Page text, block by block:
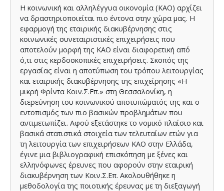
Η κοινωνική και αλληλέγγυα οικονομία (ΚΑΟ) αρχίζει
να δραστηριοποιείται πιο έντονα στην χώρα μας. Η
εφαρμογή της εταιρικής διακυβέρνησης στις
κοινωνικές συνεταιριστικές επιχειρήσεις που
αποτελούν μορφή της ΚΑΟ είναι διαφορετική από
ό,τι στις κερδοσκοπικές επιχειρήσεις. Σκοπός της
εργασίας είναι η αποτύπωση του τρόπου λειτουργίας
και εταιρικής διακυβέρνησης της επιχείρησης «Η
μικρή Φρίντα Κοιν.Σ.Επ.» στη Θεσσαλονίκη, η
διερεύνηση του κοινωνικού αποτυπώματός της και ο
εντοπισμός των πιο βασικών προβλημάτων που
αντιμετωπίζει. Αφού εξετάστηκε το νομικό πλαίσιο και
βασικά στατιστικά στοιχεία των τελευταίων ετών για
τη λειτουργία των επιχειρήσεων ΚΑΟ στην Ελλάδα,
έγινε μια βιβλιογραφική επισκόπηση με ξένες και
ελληνόφωνες έρευνες που αφορούν στην εταιρική
διακυβέρνηση των Κοιν.Σ.Επ. Ακολουθήθηκε η
μεθοδολογία της ποιοτικής έρευνας με τη διεξαγωγή